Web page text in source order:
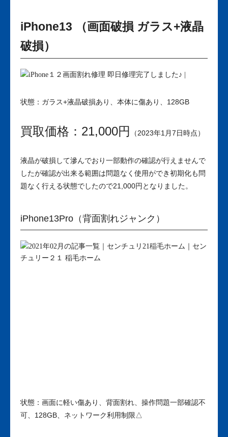
iPhone13 （画面破損 ガラス+液晶
破損）
状態：ガラス+液晶破損あり、本体に傷あり、128GB
買取価格：21,000円 （2023年1月7日時点）
液晶が破損して滲んでおり一部動作の確認が行えませんで
したが確認が出来る範囲は問題なく使用ができ初期化も問
題なく行える状態でしたので21,000円となりました。
iPhone13Pro（背面割れジャンク）
状態： 画面に軽い傷あり、背面割れ、操作問題一部確認不
可、128GB、ネットワーク利用制限△